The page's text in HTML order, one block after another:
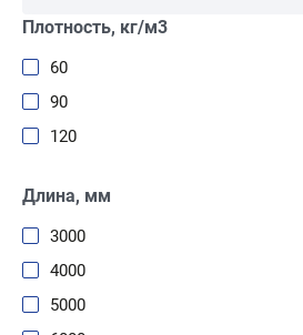
Плотность, кг/м3
60
90
120
Длина, мм
3000
4000
5000